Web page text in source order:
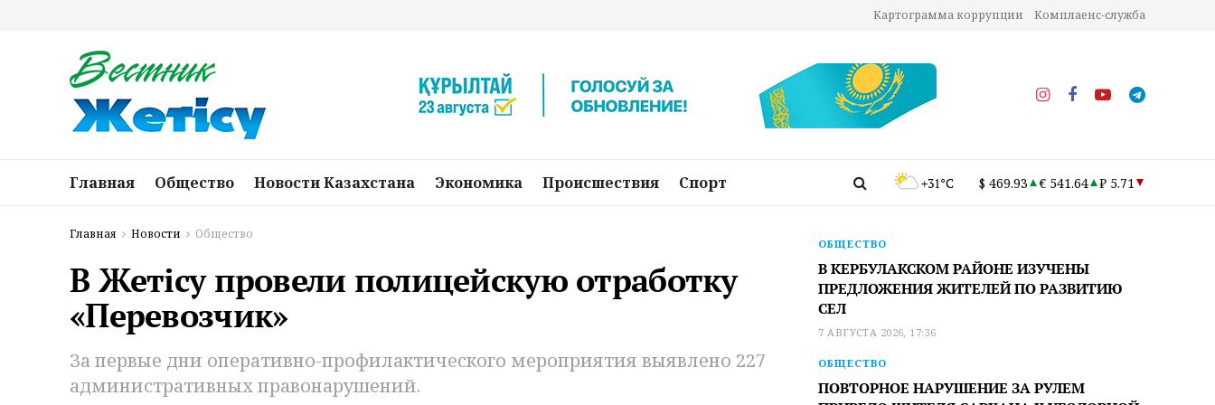
Картограмма коррупции Комплаенс-служба
Главная Общество Новости Казахстана Экономика Происшествия Спорт +31°C $ 469.93 € 541.64 ₽ 5.71
Главная Новости Общество
В Жетiсу провели полицейскую отработку
«Перевозчик»
За первые дни оперативно-профилактического мероприятия выявлено 227
административных правонарушений.
ОБЩЕСТВО
В КЕРБУЛАКСКОМ РАЙОНЕ ИЗУЧЕНЫ
ПРЕДЛОЖЕНИЯ ЖИТЕЛЕЙ ПО РАЗВИТИЮ
СЕЛ
7 АВГУСТА 2026, 17:36
ОБЩЕСТВО
ПОВТОРНОЕ НАРУШЕНИЕ ЗА РУЛЕМ